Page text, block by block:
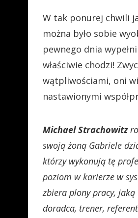
W tak ponurej chwili
można było sobie
pewnego dnia
właściwie chodzi!
wątpliwościami, oni
nastawionymi
Michael Strachowitz
swoją żoną Gabriele
którzy wykonują tę
poziom w karierze w
zbiera plony pracy, jaką
doradca, trener,